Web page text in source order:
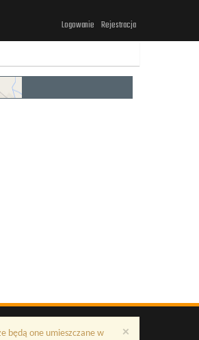
Logowanie Rejestracja
×
będą one umieszczane w